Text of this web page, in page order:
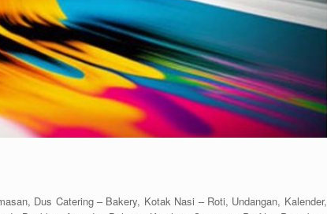
Dus Catering – Bakery, Kotak Nasi – Roti, Undangan, Kalender,